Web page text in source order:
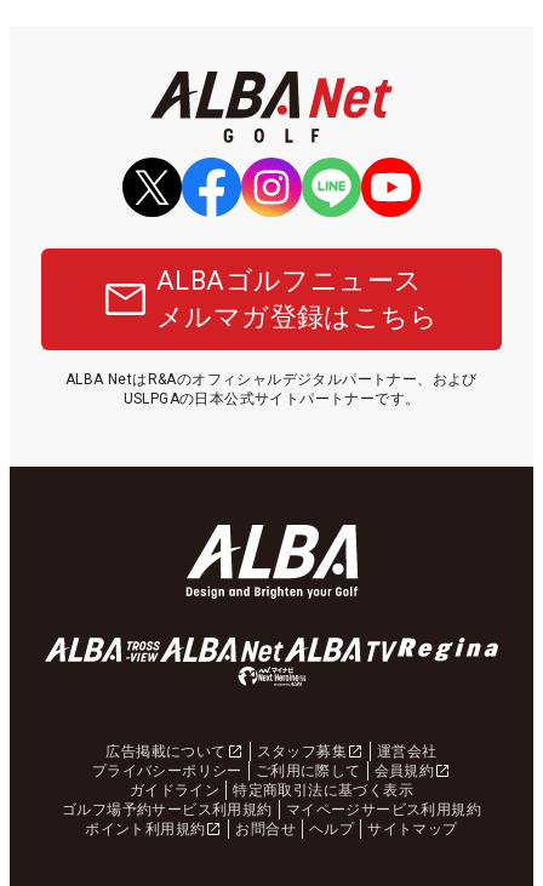
ALBAゴルフニュース
メルマガ登録はこちら
ALBA NetはR&Aのオフィシャルデジタルパートナー、および
USLPGAの日本公式サイトパートナーです。
広告掲載について スタッフ募集
運営会社
プライバシーポリシー
ご利用に際して
会員規約
ガイドライン
特定商取引法に基づく表示
ゴルフ場予約サービス利用規約
マイページサービス利用規約
ポイント利用規約
お問合せ ヘルプ サイトマップ